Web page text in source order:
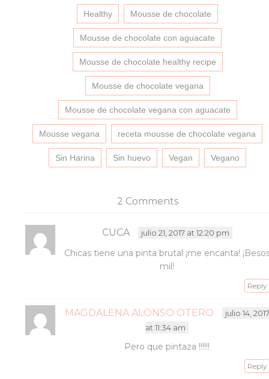
Facebook
(Se
abre
en
una
ventana
nueva)
Twitter
(Se
abre
en
una
ventana
nueva)
Pinterest
(Se
abre
en
una
ventana
nueva)
enlace
por
correo
electrónico
a
un
amigo
(Se
abre
en
una
ventana
nueva)
Healthy Mousse de chocolate
Mousse de chocolate con aguacate
Mousse de chocolate healthy recipe
Mousse de chocolate vegana
Mousse de chocolate vegana con aguacate
Mousse vegana receta mousse de chocolate vegana
Sin Harina Sin huevo Vegan Vegano
2 Comments
CUCA julio 21, 2017 at 12:20 pm
Chicas tiene una pinta brutal ¡me encanta!
mil!
Reply
MAGDALENA ALONSO OTERO
julio 14, 2017
at 11:34 am
Pero que pintaza !!!!!!
Reply